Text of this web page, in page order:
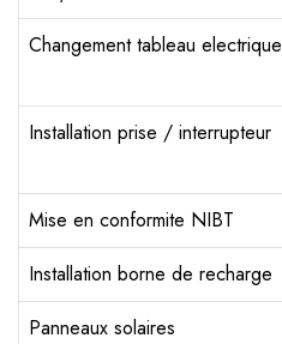
Changement tableau electrique
Installation prise / interrupteur
Mise en conformite NIBT
Installation borne de recharge
Panneaux solaires